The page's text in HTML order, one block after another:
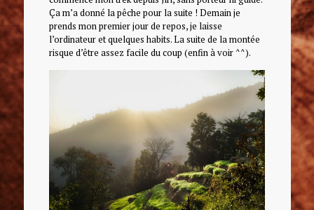
Ça m’a donné la pêche pour la suite ! Demain je
prends mon premier jour de repos, je laisse
l’ordinateur et quelques habits. La suite de la montée
risque d’être assez facile du coup (enfin à voir ^^).